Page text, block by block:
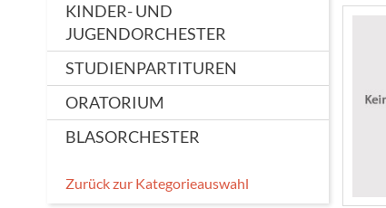
KINDER- UND
JUGENDORCHESTER
STUDIENPARTITUREN
ORATORIUM
BLASORCHESTER
Zurück zur Kategorieauswahl